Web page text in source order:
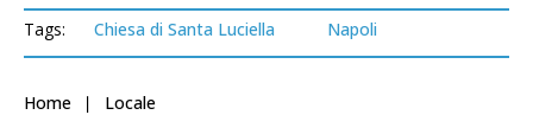
Tags: Chiesa di Santa Luciella Napoli
Home Locale